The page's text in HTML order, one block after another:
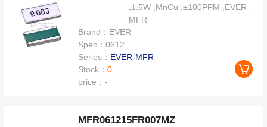
,1.5W ,MnCu ,±100PPM ,EVER-
MFR
Brand： EVER
Spec：0612
Series： EVER-MFR
Stock：0
price：-
MFR061215FR007MZ